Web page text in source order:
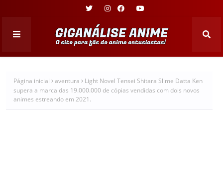
Página inicial aventura
Light Novel Tensei Shitara Slime Datta Ken
supera a marca das 19.000.000 de cópias vendidas com dois novos
animes estreando em 2021.